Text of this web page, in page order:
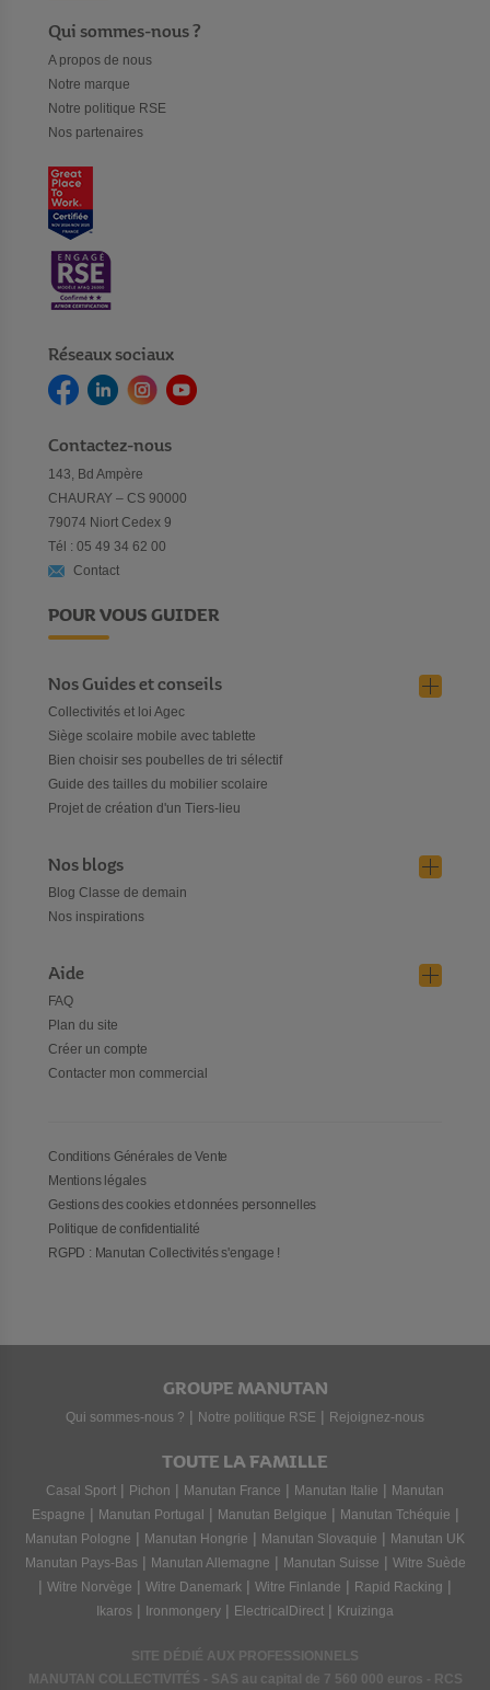
Qui sommes-nous ?
A propos de nous
Notre marque
Notre politique RSE
Nos partenaires
Réseaux sociaux
Contactez-nous
143, Bd Ampère
CHAURAY – CS 90000
79074 Niort Cedex 9
Tél : 05 49 34 62 00
Contact
POUR VOUS GUIDER
Nos Guides et conseils
Collectivités et loi Agec
Siège scolaire mobile avec tablette
Bien choisir ses poubelles de tri sélectif
Guide des tailles du mobilier scolaire
Projet de création d'un Tiers-lieu
Nos blogs
Blog Classe de demain
Nos inspirations
Aide
FAQ
Plan du site
Créer un compte
Contacter mon commercial
Conditions Générales de Vente
Mentions légales
Gestions des cookies et données personnelles
Politique de confidentialité
RGPD : Manutan Collectivités s'engage !
GROUPE MANUTAN
Qui sommes-nous ? | Notre politique RSE | Rejoignez-nous
TOUTE LA FAMILLE
Casal Sport | Pichon | Manutan France | Manutan Italie | Manutan
Espagne | Manutan Portugal | Manutan Belgique | Manutan Tchéquie |
Manutan Pologne | Manutan Hongrie | Manutan Slovaquie | Manutan UK
Manutan Pays-Bas | Manutan Allemagne | Manutan Suisse | Witre Suède
| Witre Norvège | Witre Danemark | Witre Finlande | Rapid Racking |
Ikaros | Ironmongery | ElectricalDirect | Kruizinga
SITE DÉDIÉ AUX PROFESSIONNELS
MANUTAN COLLECTIVITÉS - SAS au capital de 7 560 000 euros - RCS